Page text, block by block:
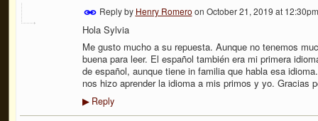
Reply by Henry Romero on October 21, 2019 at 12:30pm
Hola Sylvia
Me gusto mucho a su repuesta. Aunque no tenemos
buena para leer. El español también era mi primera
de español, aunque tiene in familia que habla esa
nos hizo aprender la idioma a mis primos y yo. Gracias
▶Reply